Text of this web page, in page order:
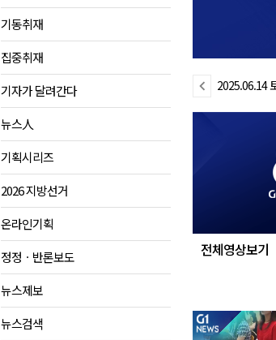
태풍 '돌핀' 북상..폭염 더 심해지나?
강릉시, 민선9기 21개 읍면동 타운홀 미팅 성료
제43회 홍천군민의 날 기념행사 개최
양구군, 원주환경청에 비점오염저감 사업 등
<강원랜드> 관광객이 인구 3배..싱가포르 복합
<강원랜드> 마카오 카지노 "복합리조트로 진화
민선9기 양양군 공약사업 추진 전략 보고회 개
기동취재
집중취재
기자가 달려간다
뉴스人
기획시리즈
2026 지방선거
온라인기획
정정ㆍ반론보도
뉴스제보
뉴스검색
이
2025.06.14
전체영상보기